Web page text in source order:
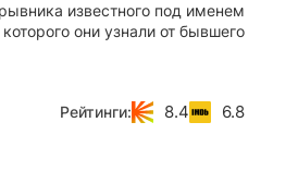
известного под именем
они узнали от бывшего
Рейтинги: 8.4 6.8